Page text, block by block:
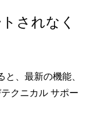
されなく
、最新の機能、
クニカル サポー